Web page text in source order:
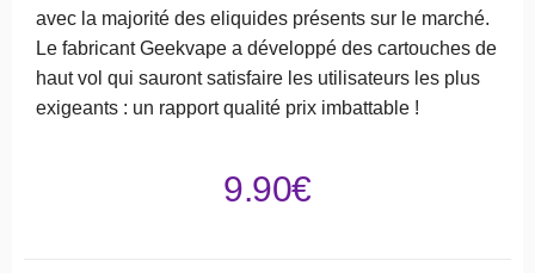
avec la majorité des eliquides présents sur le marché.
Le fabricant Geekvape a développé des cartouches de
haut vol qui sauront satisfaire les utilisateurs les plus
exigeants : un rapport qualité prix imbattable !
9.90€